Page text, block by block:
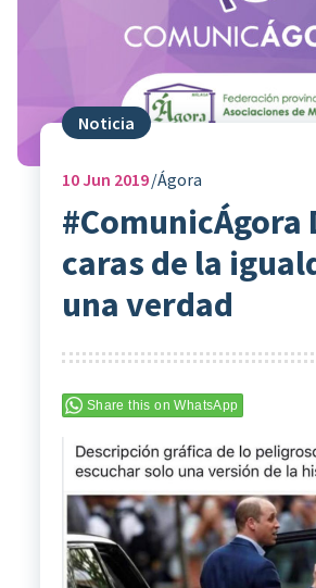
Noticia
10Jun 2019 Ágora
#ComunicÁgora
caras de la
una verdad
Share this on WhatsApp